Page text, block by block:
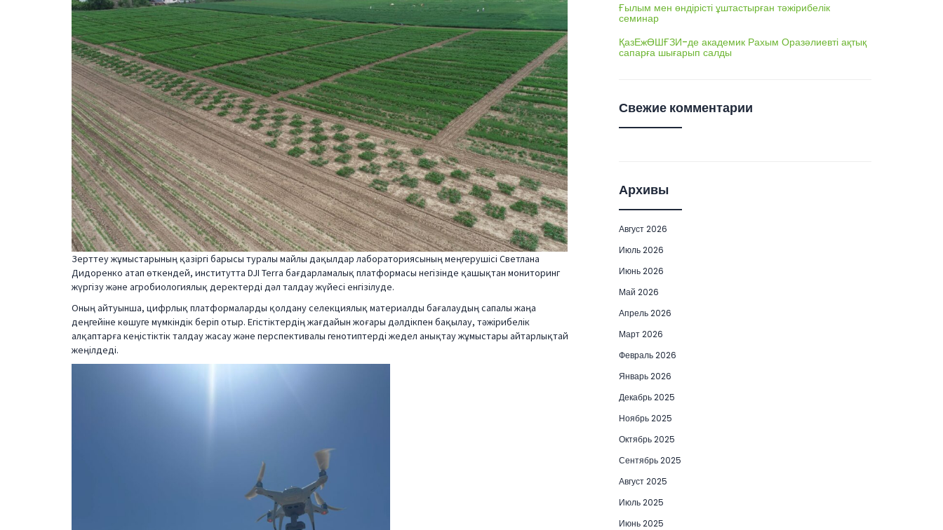
Зерттеу жұмыстарының қазіргі барысы туралы майлы дақылдар лабораториясының меңгерушісі Светлана
Дидоренко атап өткендей, институтта DJI Terra бағдарламалық платформасы негізінде қашықтан мониторинг
жүргізу және агробиологиялық деректерді дәл талдау жүйесі енгізілуде.
Оның айтуынша, цифрлық платформаларды қолдану селекциялық материалды бағалаудың сапалы жаңа
деңгейіне көшуге мүмкіндік беріп отыр. Егістіктердің жағдайын жоғары дәлдікпен бақылау, тәжірибелік
алқаптарға кеңістіктік талдау жасау және перспективалы генотиптерді жедел анықтау жұмыстары айтарлықтай
жеңілдеді.
Ғылым мен өндірісті ұштастырған тәжірибелік
семинар
ҚазЕжӨШҒЗИ-де академик Рахым Оразәлиевті ақтық
сапарға шығарып салды
Свежие комментарии
Архивы
Август 2026
Июль 2026
Июнь 2026
Май 2026
Апрель 2026
Март 2026
Февраль 2026
Январь 2026
Декабрь 2025
Ноябрь 2025
Октябрь 2025
Сентябрь 2025
Август 2025
Июль 2025
Июнь 2025